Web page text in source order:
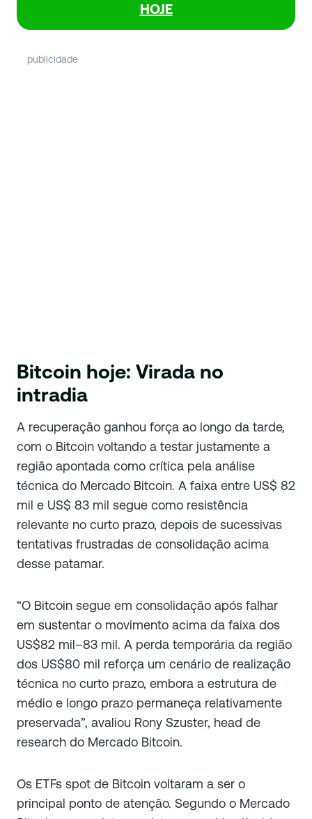
HOJE
publicidade
Bitcoin hoje: Virada no
intradia
A recuperação ganhou força ao longo da tarde,
com o Bitcoin voltando a testar justamente a
região apontada como crítica pela análise
técnica do Mercado Bitcoin. A faixa entre US$ 82
mil e US$ 83 mil segue como resistência
relevante no curto prazo, depois de sucessivas
tentativas frustradas de consolidação acima
desse patamar.
“O Bitcoin segue em consolidação após falhar
em sustentar o movimento acima da faixa dos
US$82 mil–83 mil. A perda temporária da região
dos US$80 mil reforça um cenário de realização
técnica no curto prazo, embora a estrutura de
médio e longo prazo permaneça relativamente
preservada”, avaliou Rony Szuster, head de
research do Mercado Bitcoin.
Os ETFs spot de Bitcoin voltaram a ser o
principal ponto de atenção. Segundo o Mercado